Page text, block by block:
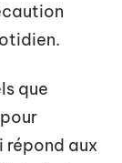
que
répond aux